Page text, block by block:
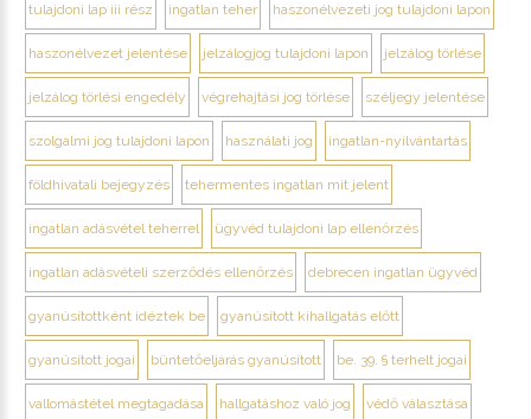
tulajdoni lap iii rész ingatlan teher haszonélvezeti jog tulajdoni lapon
haszonélvezet jelentése jelzálogjog tulajdoni lapon jelzálog törlése
jelzálog törlési engedély végrehajtási jog törlése széljegy jelentése
szolgalmi jog tulajdoni lapon használati jog ingatlan-nyilvántartás
földhivatali bejegyzés tehermentes ingatlan mit jelent
ingatlan adásvétel teherrel ügyvéd tulajdoni lap ellenőrzés
ingatlan adásvételi szerződés ellenőrzés debrecen ingatlan ügyvéd
gyanúsítottként idéztek be gyanúsított kihallgatás előtt
gyanúsított jogai büntetőeljárás gyanúsított be. 39. § terhelt jogai
vallomástétel megtagadása hallgatáshoz való jog védő választása